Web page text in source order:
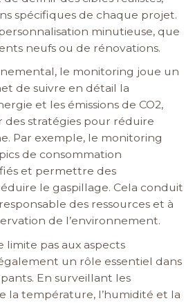
spécifiques de chaque projet.
minutieuse, que
neufs ou de rénovations.
le monitoring joue un
de suivre en détail la
et les émissions de CO2,
des stratégies pour réduire
Par exemple, le monitoring
de consommation
et permettre des
le gaspillage. Cela conduit
des ressources et à
de l’environnement.
limite pas aux aspects
un rôle essentiel dans
En surveillant les
la température, l’humidité et la